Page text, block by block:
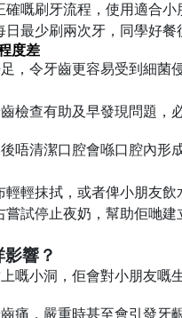
確嘅刷牙流程，使用適合小
日最少刷兩次牙，同學好餐
度差
，令牙齒更容易受到細菌
檢查有助及早發現問題，
唔清潔口腔會喺口腔內形
輕輕抹拭，或者俾小朋友飲
嘗試停止夜奶，幫助佢哋建
響？
嘅小洞，佢會對小朋友嘅
痛，嚴重時甚至會引發牙